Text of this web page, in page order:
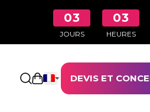
03
JOURS
03
HEURES
Ouvrir le panier
DEVIS ET